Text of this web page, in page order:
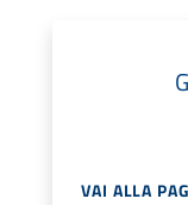
VAI ALLA